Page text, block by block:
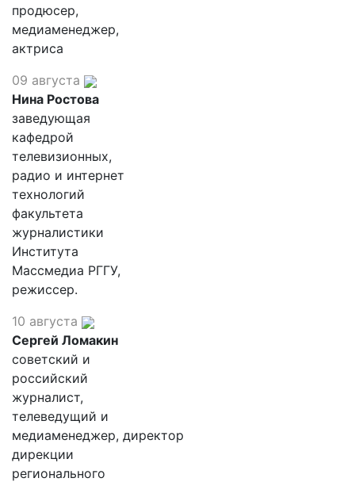
продюсер,
медиаменеджер,
актриса
09 августа
Нина Ростова
заведующая
кафедрой
телевизионных,
радио и интернет
технологий
факультета
журналистики
Института
Массмедиа РГГУ,
режиссер.
10 августа
Сергей Ломакин
советский и
российский
журналист,
телеведущий и
медиаменеджер, директор
дирекции
регионального